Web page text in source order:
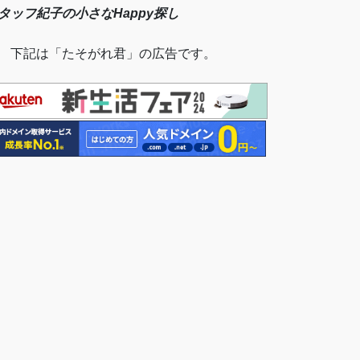
ッフ紀子の小さなHappy探し
記は「たそがれ君」の広告です。